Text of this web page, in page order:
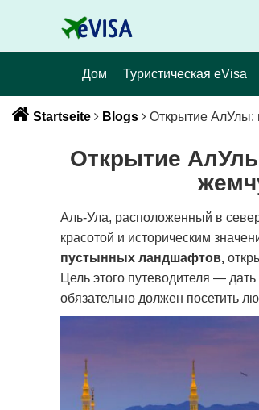
Дом Туристическая eVisa
Startseite Blogs Открытие АлУлы:
Открытие
Аль-Ула, расположенный в
красотой и историческим
пустынных ландшафтов,
Цель этого путеводителя —
обязательно должен посетить